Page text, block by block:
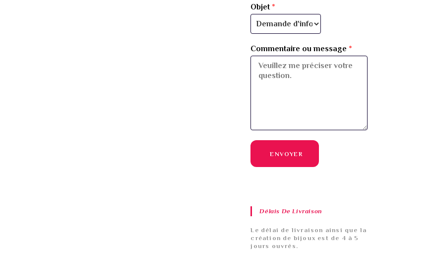
Objet *
Commentaire ou message *
ENVOYER
Délais De Livraison
Le délai de livraison ainsi que la
création de bijoux est de 4 à 5
jours ouvrés.